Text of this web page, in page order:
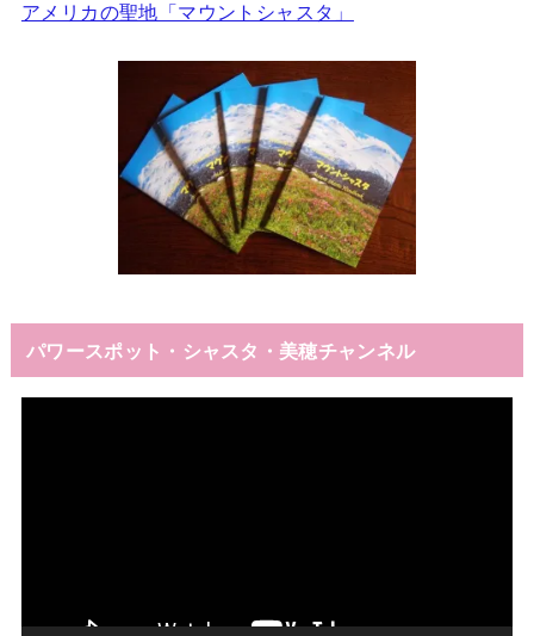
アメリカの聖地「マウントシャスタ」
パワースポット・シャスタ・美穂チャンネル